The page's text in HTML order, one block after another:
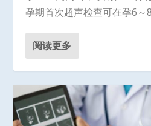
孕期首次超声检查可在孕6～
阅读更多